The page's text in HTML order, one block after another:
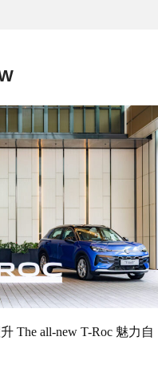
The all-new T-Roc 魅力自